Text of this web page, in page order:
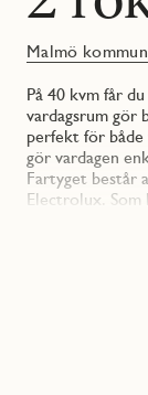
Malmö kommun
På 40 kvm får
vardagsrum gör
perfekt för både
gör vardagen
Fartyget består
Electrolux. Som